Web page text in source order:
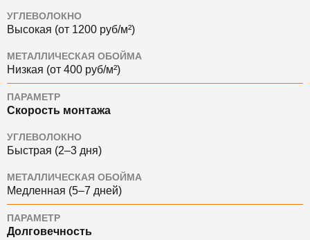
УГЛЕВОЛОКНО
Высокая (от 1200 руб/м²)
МЕТАЛЛИЧЕСКАЯ ОБОЙМА
Низкая (от 400 руб/м²)
ПАРАМЕТР
Скорость монтажа
УГЛЕВОЛОКНО
Быстрая (2–3 дня)
МЕТАЛЛИЧЕСКАЯ ОБОЙМА
Медленная (5–7 дней)
ПАРАМЕТР
Долговечность